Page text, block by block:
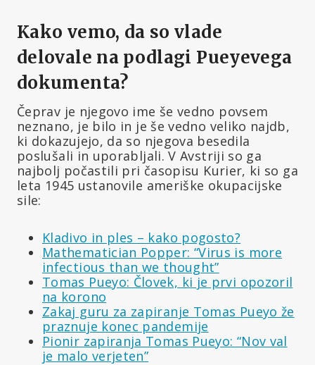
Kako vemo, da so vlade
delovale na podlagi Pueyevega
dokumenta?
Čeprav je njegovo ime še vedno povsem
neznano, je bilo in je še vedno veliko najdb,
ki dokazujejo, da so njegova besedila
poslušali in uporabljali. V Avstriji so ga
najbolj počastili pri časopisu Kurier, ki so ga
leta 1945 ustanovile ameriške okupacijske
sile:
Kladivo in ples – kako pogosto?
Mathematician Popper: “Virus is more
infectious than we thought”
Tomas Pueyo: Človek, ki je prvi opozoril
na korono
Zakaj guru za zapiranje Tomas Pueyo že
praznuje konec pandemije
Pionir zapiranja Tomas Pueyo: “Nov val
je malo verjeten”